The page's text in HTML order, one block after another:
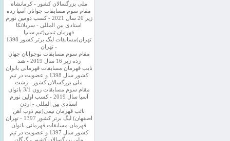
ملی بزرگسالان کشور - کرمانشاه
مقام سوم مسابقات جوانان آسیا رده
زیر 20 سال 2021 - کسب دومین نورم
استادی بین المللی - سریلانکا
قهرمان تیمی(تیم سایپا
تهران)مسابقات لیگ برتر کشور 1398
- تهران
مقام سوم مسابقات نوجوانان جهان
رده زیر 16 سال 2019 - هند
نایب قهرمان مسابقات قهرمانی بانوان
کشور سال 1398 و عضویت در تیم
ملی بزرگسالان کشور - رشت
مقام سوم مسابقات زون 3/1 بانوان
آسیا سال 2019 - کسب اولین نورم
استادی بین المللی - اردن
نائب قهرمان تیمی(تیم ذوب آهن
اصفهان) لیگ برتر کشور 1397 - تهران
قهرمان مسابقات قهرمانی بانوان
کشور سال 1397 و عضویت در تیم
ملی بزرگسالان کشور - گرگان